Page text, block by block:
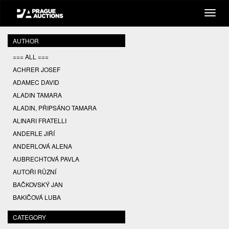
AUTHOR
=== ALL ===
ACHRER JOSEF
ADAMEC DAVID
ALADIN TAMARA
ALADIN, PŘIPSÁNO TAMARA
ALINARI FRATELLI
ANDERLE JIŘÍ
ANDERLOVÁ ALENA
AUBRECHTOVÁ PAVLA
AUTOŘI RŮZNÍ
BAČKOVSKÝ JAN
BAKIČOVÁ LUBA
BALCAR JIŘÍ
BALCAR KAREL
CATEGORY